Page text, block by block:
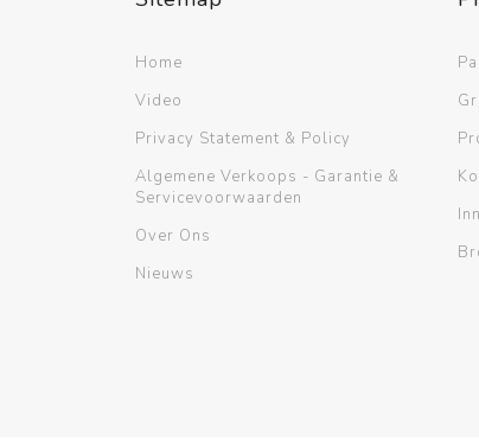
Home
Video
Privacy Statement & Policy
Algemene Verkoops - Garantie &
Servicevoorwaarden
Over Ons
Nieuws